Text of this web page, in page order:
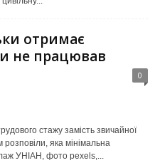
отримає
не працював
0
стажу замість звичайної
розповіли, яка мінімальна
УНІАН, фото pexels,...